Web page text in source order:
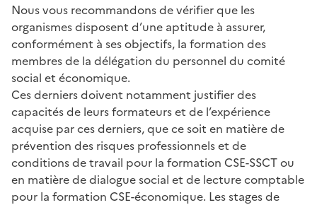
Nous vous recommandons de vérifier que les
organismes disposent d’une aptitude à assurer,
conformément à ses objectifs, la formation des
membres de la délégation du personnel du comité
social et économique.
Ces derniers doivent notamment justifier des
capacités de leurs formateurs et de l’expérience
acquise par ces derniers, que ce soit en matière de
prévention des risques professionnels et de
conditions de travail pour la formation CSE-SSCT ou
en matière de dialogue social et de lecture comptable
pour la formation CSE-économique. Les stages de